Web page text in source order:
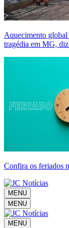
Aquecimento
tragédia em MG,
Confira os feriados
MENU
MENU
MENU